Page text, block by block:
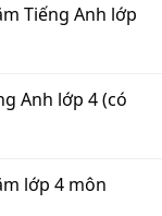
Tiếng Anh lớp
Anh lớp 4 (có
lớp 4 môn